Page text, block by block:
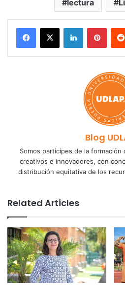
lectura
LinkedIn
Blog
Somos partícipes de la
creativos e innovadores, con
distribución equitativa de los
Related Articles